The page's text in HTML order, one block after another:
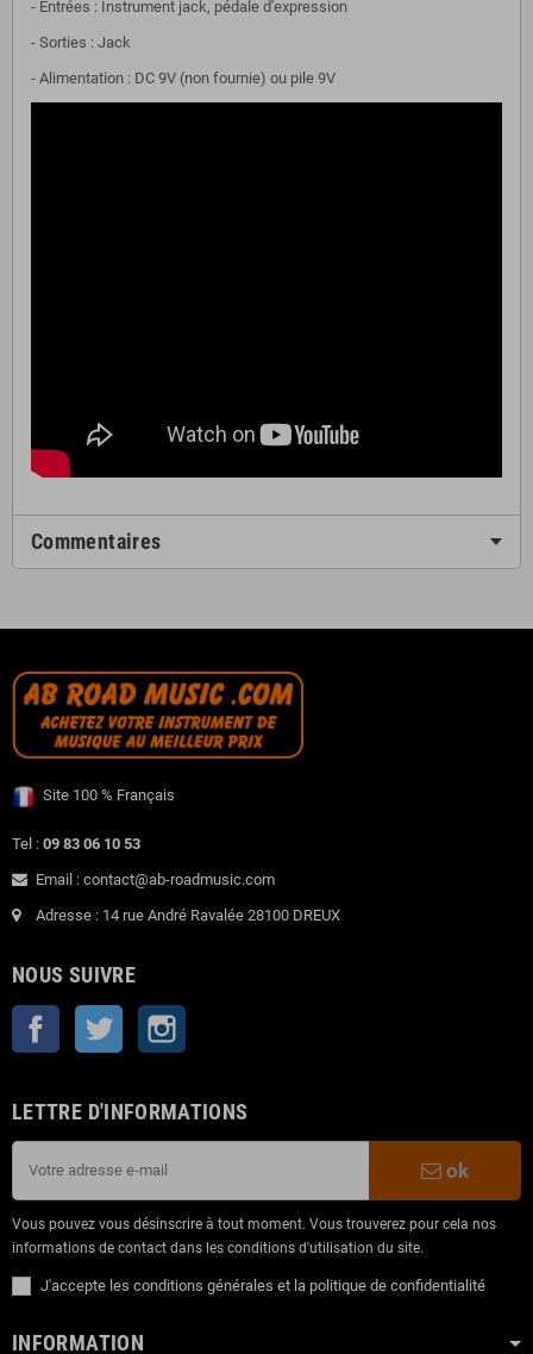
- Entrées : Instrument jack, pédale d'expression
- Sorties : Jack
- Alimentation : DC 9V (non fournie) ou pile 9V
Commentaires
Site 100 % Français
Tel : 09 83 06 10 53
Email : contact@ab-roadmusic.com
Adresse : 14 rue André Ravalée 28100 DREUX
NOUS SUIVRE
Facebook Twitter
LETTRE D'INFORMATIONS
ok
Vous pouvez vous désinscrire à tout moment. Vous trouverez pour cela nos
informations de contact dans les conditions d'utilisation du site.
J'accepte les conditions générales et la politique de confidentialité
INFORMATION